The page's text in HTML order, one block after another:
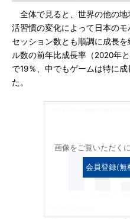
全体で見ると、世界の他の地
活習慣の変化によって日本のモ
セッション数とも順調に成長
ル数の前年比成長率（2020年
で19％、中でもゲームは特に
た。
画像をご覧いただく
会員登録(無